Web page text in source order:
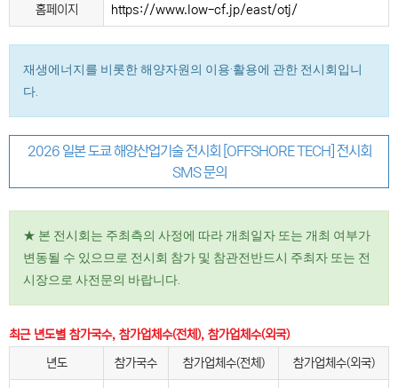
홈페이지 https://www.low-cf.jp/east/otj/
재생에너지를 비롯한 해양자원의 이용·활용에 관한 전시회입니
다.
2026 일본 도쿄 해양산업기술 전시회 [OFFSHORE TECH] 전시회
SMS 문의
★ 본 전시회는 주최측의 사정에 따라 개최일자 또는 개최 여부가
변동될 수 있으므로 전시회 참가 및 참관전반드시 주최자 또는 전
시장으로 사전문의 바랍니다.
최근 년도별 참가국수, 참가업체수(전체), 참가업체수(외국)
년도
참가국수 참가업체수(전체) 참가업체수(외국)